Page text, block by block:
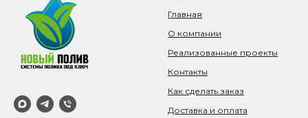
Главная
О компании
Реализованные проекты
Контакты
Как сделать заказ
Доставка и оплата